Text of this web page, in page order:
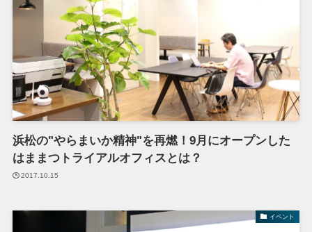
浜松の"やらまいか精神"を再燃！9月にオープンした
はままつトライアルオフィスとは？
2017.10.15
イベント